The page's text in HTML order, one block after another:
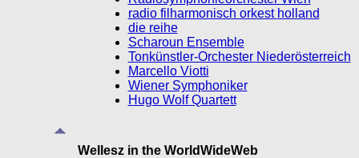
radio filharmonisch orkest holland
die reihe
Scharoun Ensemble
Tonkünstler-Orchester Niederösterreich
Marcello Viotti
Wiener Symphoniker
Hugo Wolf Quartett
Wellesz in the WorldWideWeb